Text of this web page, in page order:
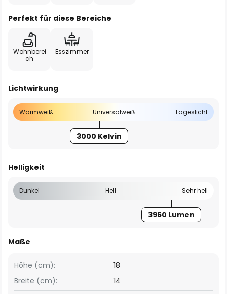
Perfekt für diese Bereiche
Wohnberei
ch
Esszimmer
Lichtwirkung
Warmweiß Universalweiß Tageslicht
3000 Kelvin
Helligkeit
Dunkel Hell Sehr hell
3960 Lumen
Maße
Breite (cm): 14
Höhe (cm): 18